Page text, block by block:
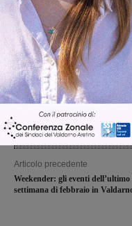
Cronaca 4 Agosto 2026
Un anno fa la
Gianni, Giulia e
processo, lo stop
Articolo precedente
Weekender: gli eventi dell’ultimo
settimana di febbraio in